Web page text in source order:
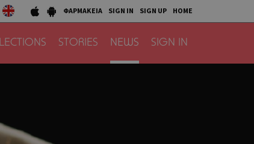
ΦΑΡΜΑΚΕΙΑ SIGN IN SIGN UP HOME
STORIES NEWS SIGN IN